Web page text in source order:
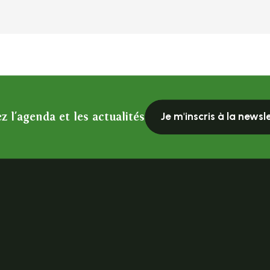
l'agenda et les actualités Je m'inscris à la